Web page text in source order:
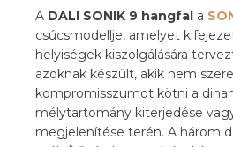
A DALI SONIK 9 hangfal a
csúcsmodellje, amelyet
helyiségek kiszolgálására
azoknak készült, akik nem
kompromisszumot kötni a
mélytartomány kiterjedése
megjelenítése terén. A három